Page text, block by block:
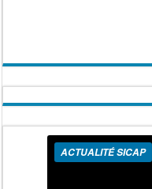
ACTUALITÉ SICAP